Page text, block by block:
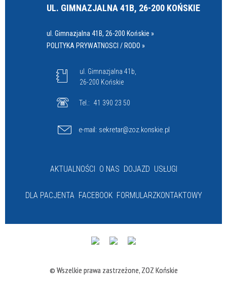
UL. GIMNAZJALNA 41B, 26-200 KOŃSKIE
ul. Gimnazjalna 41B, 26-200 Końskie »
POLITYKA PRYWATNOSCI / RODO »
ul. Gimnazjalna 41b,
26-200 Końskie
Tel.: 41 390 23 50
e-mail: sekretar@zoz.konskie.pl
AKTUALNOŚCI O NAS DOJAZD USŁUGI
DLA PACJENTA FACEBOOK FORMULARZKONTAKTOWY
© Wszelkie prawa zastrzeżone, ZOZ Końskie